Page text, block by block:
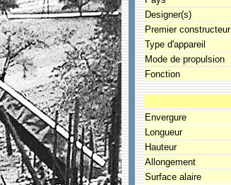
Designer(s)
Premier constructeur
Type d'appareil
Mode de propulsion
Fonction
Envergure
Longueur
Hauteur
Allongement
Surface alaire